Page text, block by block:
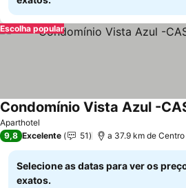
Escolha popular
Aparthotel
9,8 Excelente 51 a 37.9 km de
Selecione as datas para ver os
exatos.